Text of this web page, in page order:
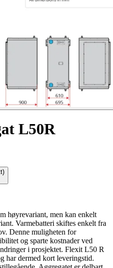
L50R
høyrevariant, men kan enkelt
Varmebatteri skiftes enkelt fra
Denne muligheten for
og sparte kostnader ved
i prosjektet. Flexit L50 R
har dermed kort leveringstid.